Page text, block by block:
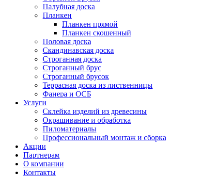
Палубная доска
Планкен
Планкен прямой
Планкен скошенный
Половая доска
Скандинавская доска
Строганная доска
Строганный брус
Строганный брусок
Террасная доска из лиственницы
Фанера и ОСБ
Услуги
Склейка изделий из древесины
Окрашивание и обработка
Пиломатериалы
Профессиональный монтаж и сборка
Акции
Партнерам
О компании
Контакты